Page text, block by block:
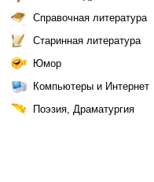
Справочная литература
Старинная литература
Юмор
Компьютеры и Интернет
Поэзия, Драматургия